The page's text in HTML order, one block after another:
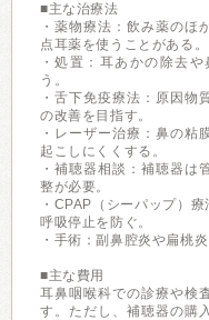
■主な治療法
・薬物療法：飲み薬のほ
点耳薬を使うことがある。
・処置：耳あかの除去
う。
・舌下免疫療法：原因物
の改善を目指す。
・レーザー治療：鼻の粘
起こしにくくする。
・補聴器相談：補聴器は
整が必要。
・CPAP（シーパップ）
呼吸停止を防ぐ。
・手術：副鼻腔炎や扁桃
■主な費用
耳鼻咽喉科での診療や検
す。ただし、補聴器の購